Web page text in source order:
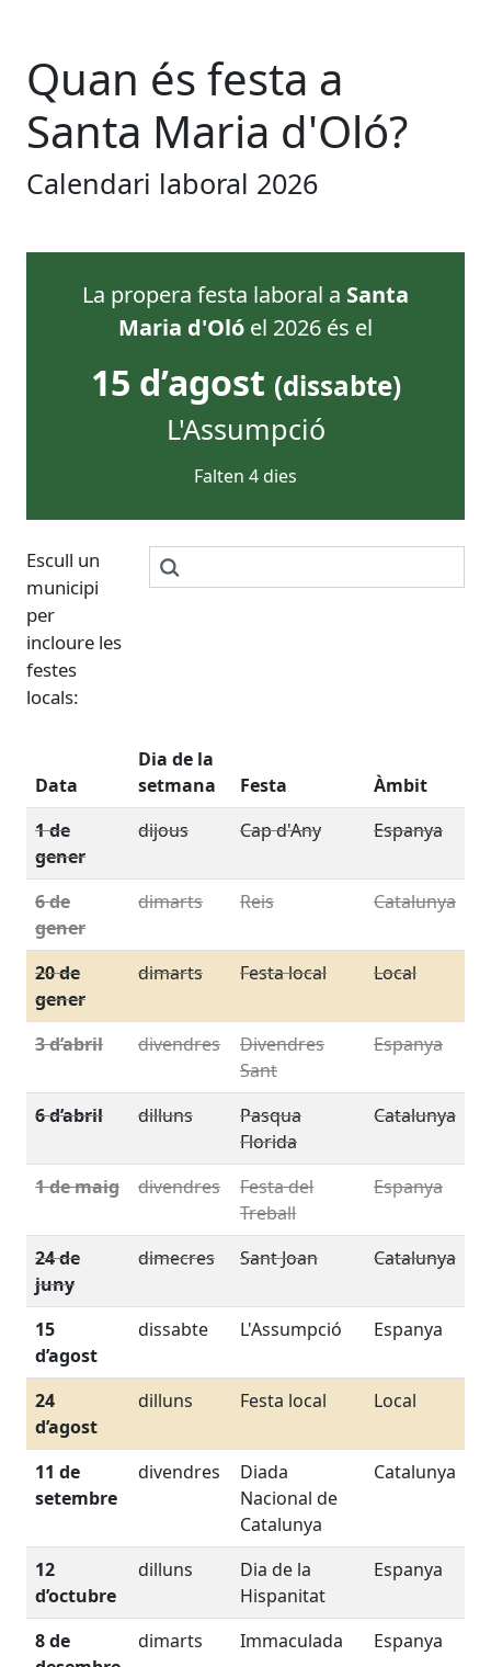
Quan és festa a
Santa Maria d'Oló?
Calendari laboral 2026
La propera festa laboral a Santa
Maria d'Oló el 2026 és el
15 d’agost (dissabte)
L'Assumpció
Falten 4 dies
Escull un
municipi
per
incloure les
festes
locals:
Data
Dia de la
setmana
Festa
Àmbit
1 de
gener
dijous Cap d'Any Espanya
6 de
gener
dimarts Reis Catalunya
20 de
gener
dimarts Festa local Local
3 d’abril divendres
Divendres
Sant
Espanya
6 d’abril dilluns
Pasqua
Florida
Catalunya
1 de maig divendres
Festa del
Treball
Espanya
24 de
juny
dimecres Sant Joan Catalunya
15
d’agost
dissabte L'Assumpció Espanya
24
d’agost
dilluns Festa local Local
11 de
setembre
divendres
Diada
Nacional de
Catalunya
Catalunya
12
d’octubre
dilluns
Dia de la
Hispanitat
Espanya
8 de
dimarts Immaculada Espanya